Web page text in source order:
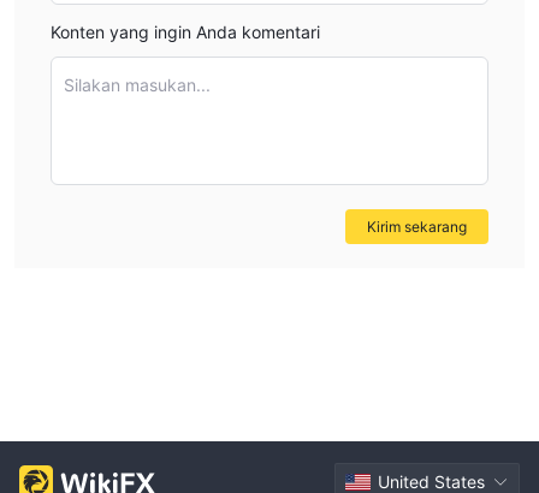
Konten yang ingin Anda komentari
Silakan masukan...
Kirim sekarang
United States